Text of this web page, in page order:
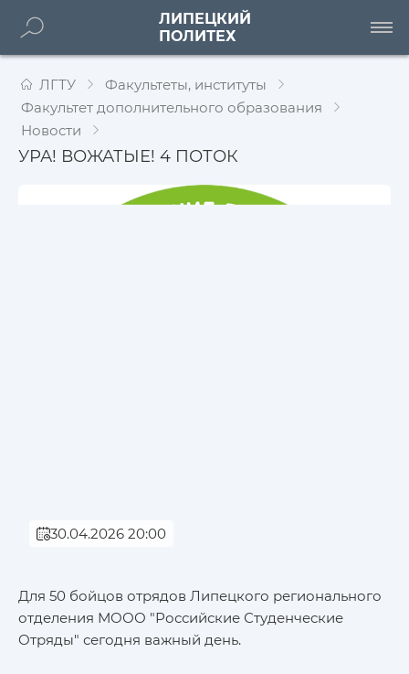
ЛГТУ
Факультеты, институты
Факультет дополнительного образования
Новости
УРА! ВОЖАТЫЕ! 4 ПОТОК
30.04.2026 20:00
Для 50 бойцов отрядов Липецкого регионального
отделения МООО "Российские Студенческие
Отряды" сегодня важный день.
ЛИПЕЦКИЙ
ПОЛИТЕХ